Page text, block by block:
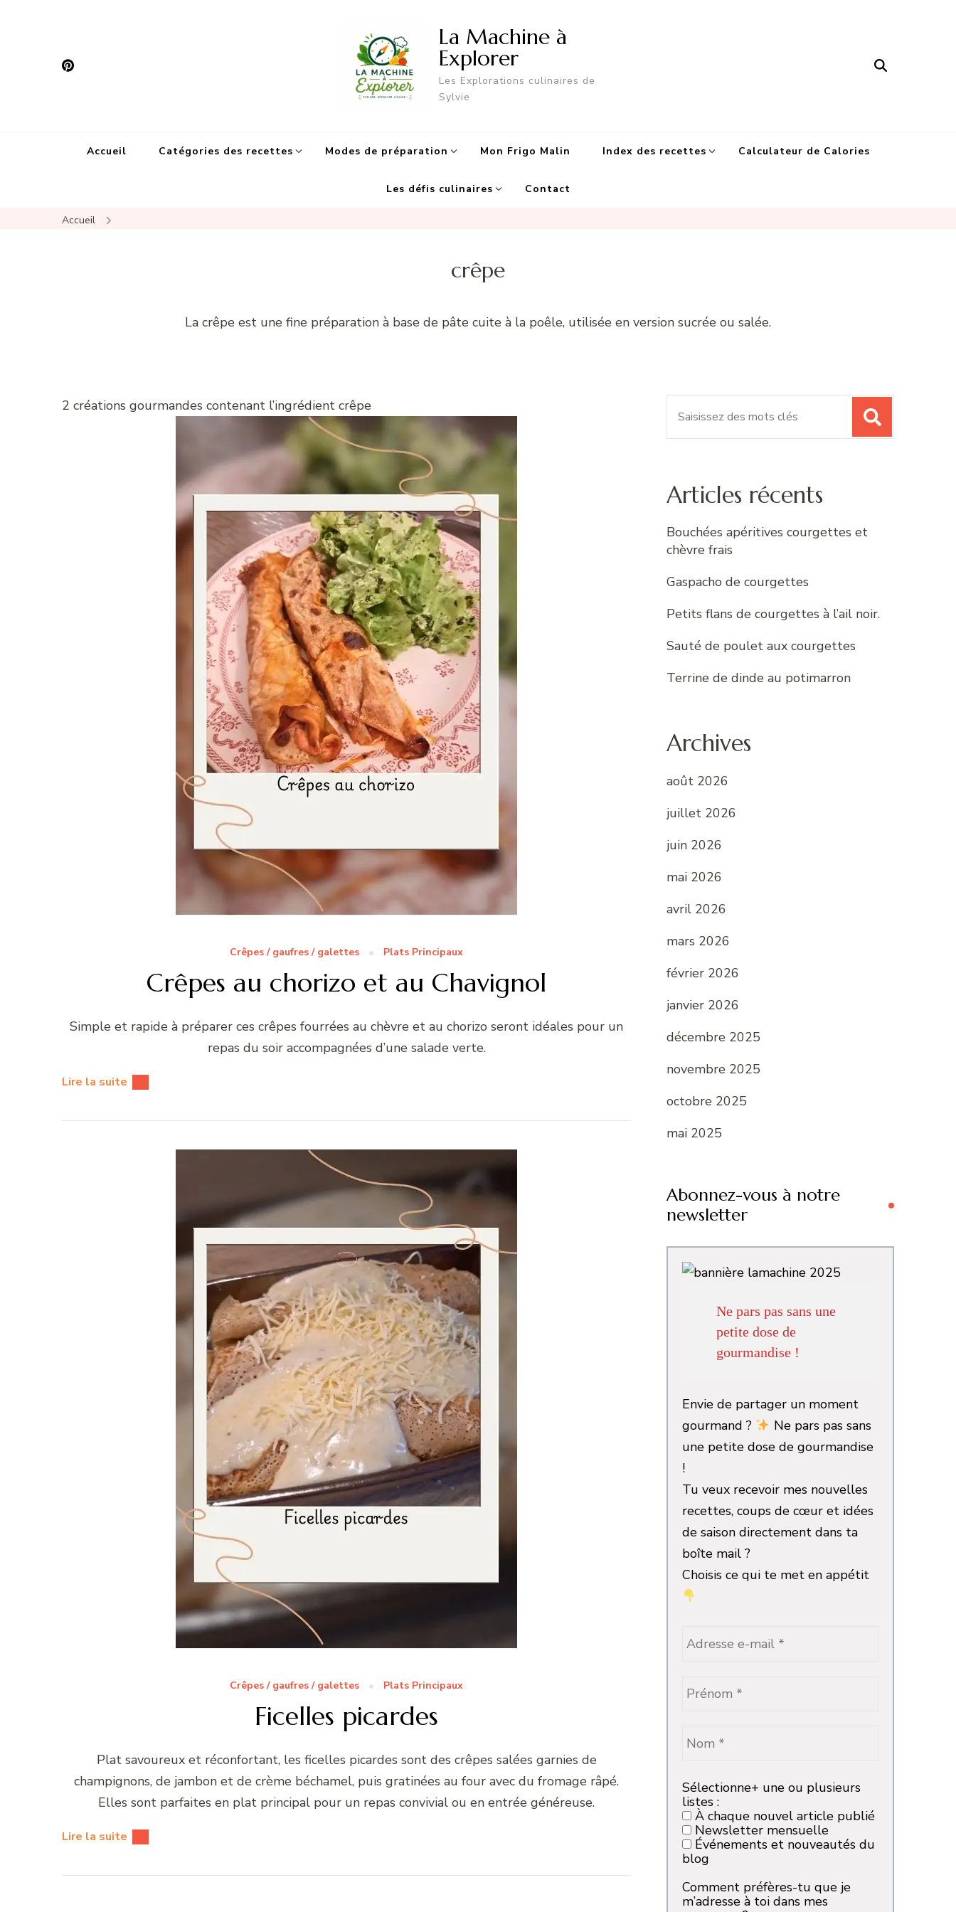
La Machine à
Explorer
Les Explorations culinaires de
Sylvie
Accueil Catégories des recettes Modes de préparation Mon Frigo Malin Index des recettes Calculateur de Calories
Les défis culinaires Contact
Accueil
crêpe
La crêpe est une fine préparation à base de pâte cuite à la poêle, utilisée en version sucrée ou salée.
2 créations gourmandes contenant l’ingrédient crêpe
Crêpes / gaufres / galettes Plats Principaux
Crêpes au chorizo et au Chavignol
Simple et rapide à préparer ces crêpes fourrées au chèvre et au chorizo seront idéales pour un
repas du soir accompagnées d’une salade verte.
Lire la suite
Crêpes / gaufres / galettes Plats Principaux
Ficelles picardes
Plat savoureux et réconfortant, les ficelles picardes sont des crêpes salées garnies de
champignons, de jambon et de crème béchamel, puis gratinées au four avec du fromage râpé.
Elles sont parfaites en plat principal pour un repas convivial ou en entrée généreuse.
Lire la suite
Articles récents
Bouchées apéritives courgettes et
chèvre frais
Gaspacho de courgettes
Petits flans de courgettes à l’ail noir.
Sauté de poulet aux courgettes
Terrine de dinde au potimarron
Archives
août 2026
juillet 2026
juin 2026
mai 2026
avril 2026
mars 2026
février 2026
janvier 2026
décembre 2025
novembre 2025
octobre 2025
mai 2025
Abonnez-vous à notre
newsletter
Ne pars pas sans une
petite dose de
gourmandise !
Envie de partager un moment
gourmand ?
Ne pars pas sans
une petite dose de gourmandise
!
Tu veux recevoir mes nouvelles
recettes, coups de cœur et idées
de saison directement dans ta
boîte mail ?
Choisis ce qui te met en appétit
Sélectionne+ une ou plusieurs
listes :
À chaque nouvel article publié
Newsletter mensuelle
Événements et nouveautés du
blog
Comment préfères-tu que je
m’adresse à toi dans mes